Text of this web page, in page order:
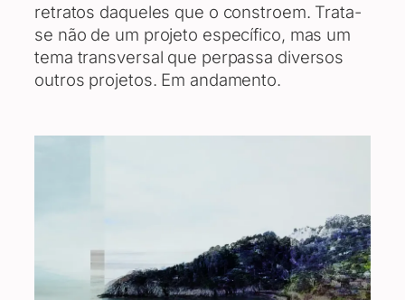
retratos daqueles que o constroem. Trata-
se não de um projeto específico, mas um
tema transversal que perpassa diversos
outros projetos. Em andamento.